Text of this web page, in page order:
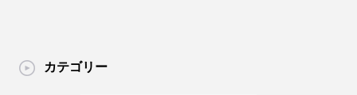
カテゴリー